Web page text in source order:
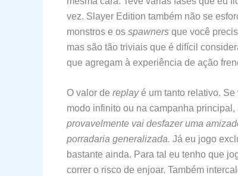
vez. Slayer Edition também não se
monstros e os spawners que você
mas são tão triviais que é difícil
que agregam à experiência de ação
O valor de replayé um tanto relativo. Se
modo infinito ou na campanha
provavelmente vai desfazer uma
porradaria generalizada. Já eu jogo
bastante ainda. Para tal eu tenho que
correr o risco de enjoar. Também